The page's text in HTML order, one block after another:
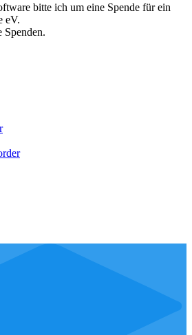
bitte ich um eine Spende für ein
eV.